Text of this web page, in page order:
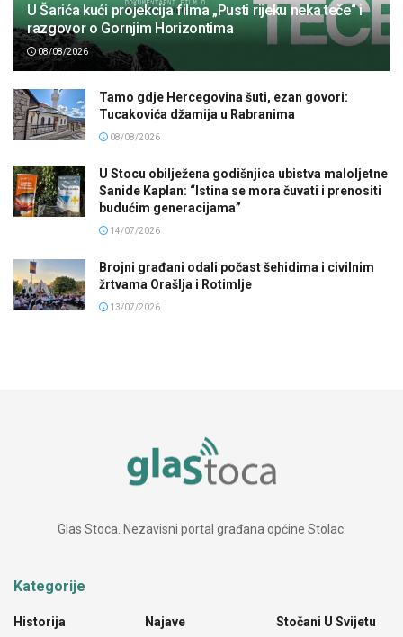
U Šarića kući projekcija filma „Pusti rijeku neka teče“ i
razgovor o Gornjim Horizontima
08/08/2026
Tamo gdje Hercegovina šuti, ezan govori:
Tucakovića džamija u Rabranima
08/08/2026
U Stocu obilježena godišnjica ubistva maloljetne
Sanide Kaplan: “Istina se mora čuvati i prenositi
budućim generacijama”
14/07/2026
Brojni građani odali počast šehidima i civilnim
žrtvama Orašlja i Rotimlje
13/07/2026
Glas Stoca. Nezavisni portal građana općine Stolac.
Kategorije
Historija Najave Stočani U Svijetu